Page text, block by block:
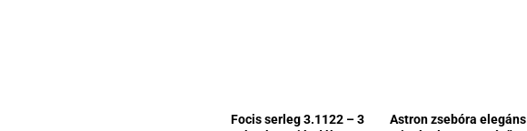
Focis serleg 3.1122 – 3
Astron zsebóra elegáns